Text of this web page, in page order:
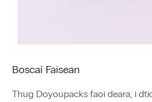
Boscaí Faisean
Thug Doyoupacks faoi deara, i